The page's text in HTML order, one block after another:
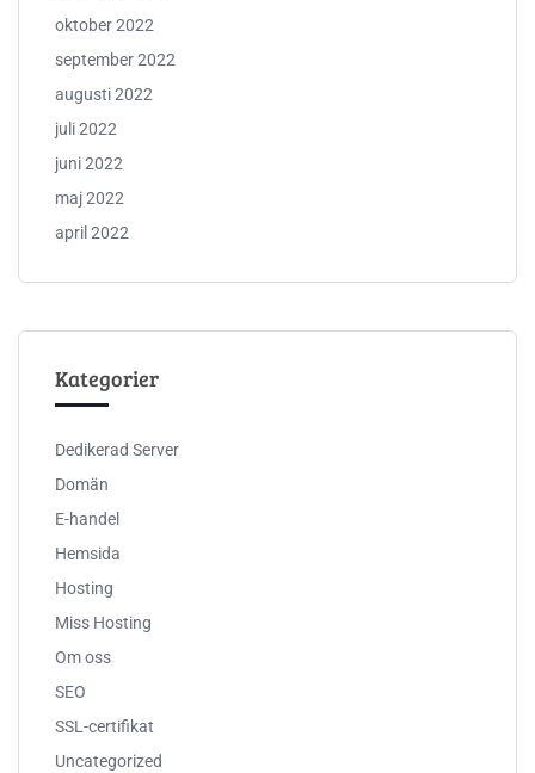
oktober 2022
september 2022
augusti 2022
juli 2022
juni 2022
maj 2022
april 2022
Kategorier
Dedikerad Server
Domän
E-handel
Hemsida
Hosting
Miss Hosting
Om oss
SEO
SSL-certifikat
Uncategorized